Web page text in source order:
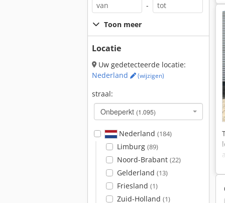
-
Toon meer
Locatie
Uw gedetecteerde locatie:
Nederland
(wijzigen)
straal:
Onbeperkt (1.095)
Nederland (184)
Limburg (89)
Noord-Brabant (22)
Gelderland (13)
Friesland (1)
Zuid-Holland (1)